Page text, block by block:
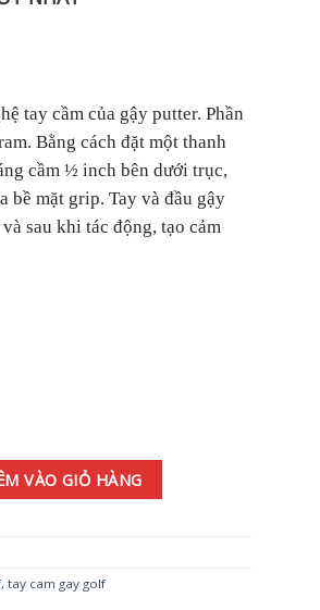
tay cầm của gậy putter. Phần
Bằng cách đặt một thanh
cầm ½ inch bên dưới trục,
bề mặt grip. Tay và đầu gậy
sau khi tác động, tạo cảm
VÀO GIỎ HÀNG
, tay cam gay golf